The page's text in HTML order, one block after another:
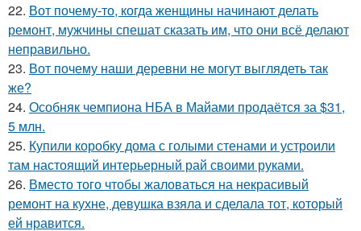
22. Вот почему-то, когда женщины начинают делать
ремонт, мужчины спешат сказать им, что они всё делают
неправильно.
23. Вот почему наши деревни не могут выглядеть так
же?
24. Особняк чемпиона НБА в Майами продаётся за $31,
5 млн.
25. Купили коробку дома с голыми стенами и устроили
там настоящий интерьерный рай своими руками.
26. Вместо того чтобы жаловаться на некрасивый
ремонт на кухне, девушка взяла и сделала тот, который
ей нравится.